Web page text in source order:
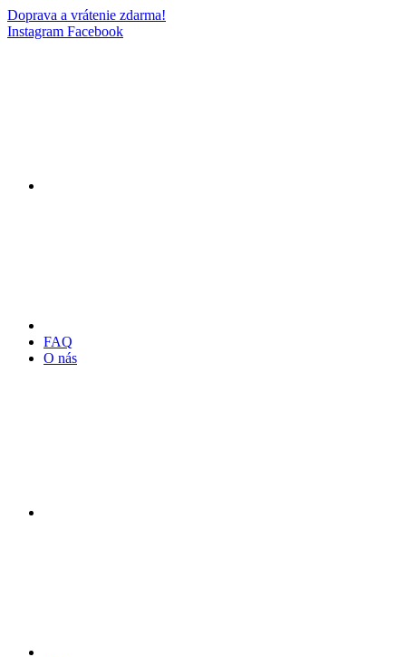
Doprava a vrátenie zdarma!
Instagram Facebook
FAQ
O nás